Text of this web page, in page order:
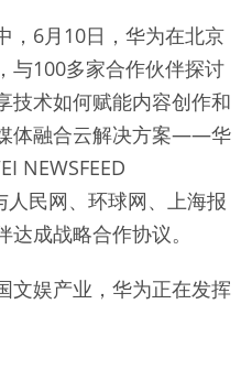
，6月10日，华为在北京
与100多家合作伙伴探讨
技术如何赋能内容创作和
体融合云解决方案——华
NEWSFEED
人民网、环球网、上海报
成战略合作协议。
文娱产业，华为正在发挥